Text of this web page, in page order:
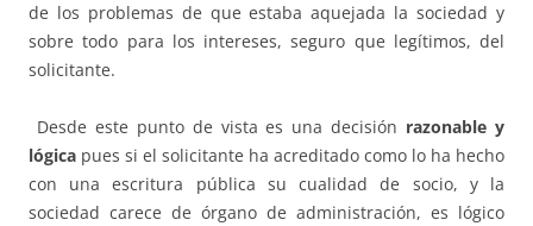
de los problemas de que estaba aquejada la sociedad y
sobre todo para los intereses, seguro que legítimos, del
solicitante.
Desde este punto de vista es una decisión razonable y
lógica pues si el solicitante ha acreditado como lo ha hecho
con una escritura pública su cualidad de socio, y la
sociedad carece de órgano de administración, es lógico